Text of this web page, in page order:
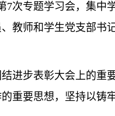
7次专题学习会， 集中
教师和学生党支部书
进步表彰大会上的重
重要思想，坚持以铸